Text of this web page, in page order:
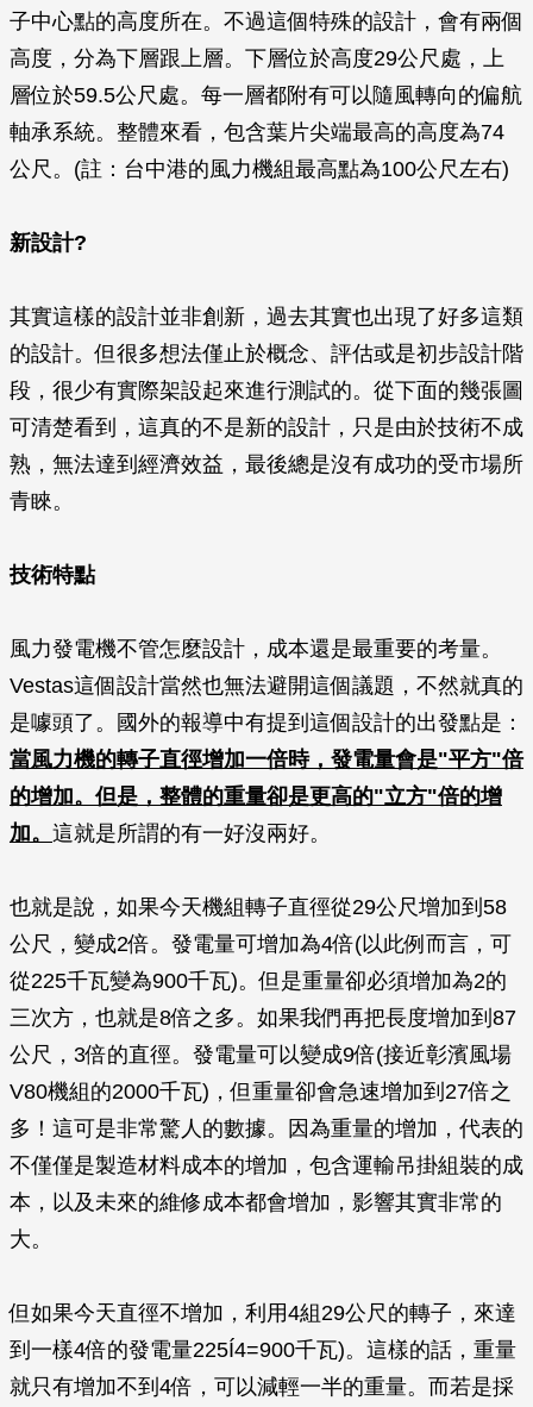
子中心點的高度所在。不過這個特殊的設計，會有兩個
高度，分為下層跟上層。下層位於高度29公尺處，上
層位於59.5公尺處。每一層都附有可以隨風轉向的偏航
軸承系統。整體來看，包含葉片尖端最高的高度為74
公尺。(註：台中港的風力機組最高點為100公尺左右)
新設計?
其實這樣的設計並非創新，過去其實也出現了好多這類
的設計。但很多想法僅止於概念、評估或是初步設計階
段，很少有實際架設起來進行測試的。從下面的幾張圖
可清楚看到，這真的不是新的設計，只是由於技術不成
熟，無法達到經濟效益，最後總是沒有成功的受市場所
青睞。
技術特點
風力發電機不管怎麼設計，成本還是最重要的考量。
Vestas這個設計當然也無法避開這個議題，不然就真的
是噱頭了。國外的報導中有提到這個設計的出發點是：
當風力機的轉子直徑增加一倍時，發電量會是"平方"倍
的增加。但是，整體的重量卻是更高的"立方"倍的增
加。 這就是所謂的有一好沒兩好。
也就是說，如果今天機組轉子直徑從29公尺增加到58
公尺，變成2倍。發電量可增加為4倍(以此例而言，可
從225千瓦變為900千瓦)。但是重量卻必須增加為2的
三次方，也就是8倍之多。如果我們再把長度增加到87
公尺，3倍的直徑。發電量可以變成9倍(接近彰濱風場
V80機組的2000千瓦)，但重量卻會急速增加到27倍之
多！這可是非常驚人的數據。因為重量的增加，代表的
不僅僅是製造材料成本的增加，包含運輸吊掛組裝的成
本，以及未來的維修成本都會增加，影響其實非常的
大。
但如果今天直徑不增加，利用4組29公尺的轉子，來達
到一樣4倍的發電量225Í4=900千瓦)。這樣的話，重量
就只有增加不到4倍，可以減輕一半的重量。而若是採